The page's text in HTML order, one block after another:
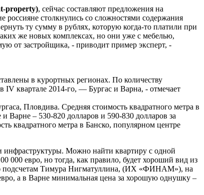
property), сейчас составляют предложения на
столкнулись со сложностями содержания
ту сумму в рублях, которую когда-то платили при
же новых комплексах, но они уже с мебелью,
от застройщика, - приводит пример эксперт, -
в курортных регионах. По количеству
квартале 2014-го, — Бургас и Варна, - отмечает
Пловдива. Средняя стоимость квадратного метра в
Варне – 530-820 долларов и 590-830 долларов за
квадратного метра в Банско, популярном центре
инфраструктуры. Можно найти квартиру с одной
000 евро, но тогда, как правило, будет хороший вид из
подсчетам Тимура Нигматуллина, (ИХ «ФИНАМ»), на
а в Варне минимальная цена за хорошую однушку –